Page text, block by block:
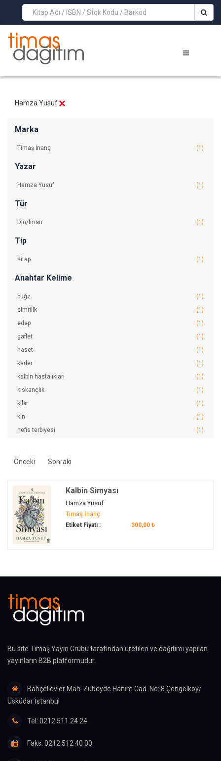
>
Hamza Yusuf
Marka
Timaş İnanç (1)
Yazar
Hamza Yusuf (1)
Tür
Din/İman (1)
Tip
Kitap (1)
Anahtar Kelime
buğz
(1)
cimrilik
(1)
edep
(1)
gaflet
(1)
haset
(1)
kader
(1)
kalbin hastalıkları
(1)
kıskançlık
(1)
kibir
(1)
kin
(1)
nefis terbiyesi
(1)
Önceki Sonraki
Kalbin Simyası
Hamza Yusuf
Timaş İnanç
Etiket Fiyatı : 300,00 ₺
Bu site Timaş Yayın Grubu tarafından üretilen ve dağıtımı yapılan
yayınların B2B platformudur.
Bahçelievler Mah. Zübeyde Hanım Cad. No: 8 Çengelköy/
Üsküdar İstanbul
Tel: 0212 511 24 24
Faks: 0212 512 40 00